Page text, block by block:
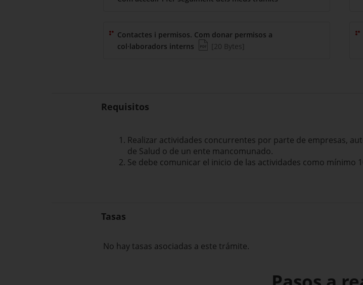
Contactes i permisos. Com donar permisos a
col·laboradors interns
(Tipo de fichero pdf)
(Peso del fichero)
[20 Bytes]
Requisitos
Realizar actividades concurrentes por parte de empresas,
de Salud o de un ente mancomunado.
Se debe comunicar el inicio de las actividades como mínimo
Tasas
No hay tasas asociadas a este trámite.